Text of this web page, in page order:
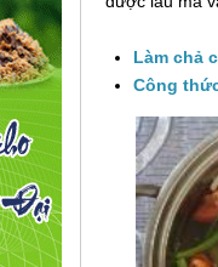
Làm chả
Công